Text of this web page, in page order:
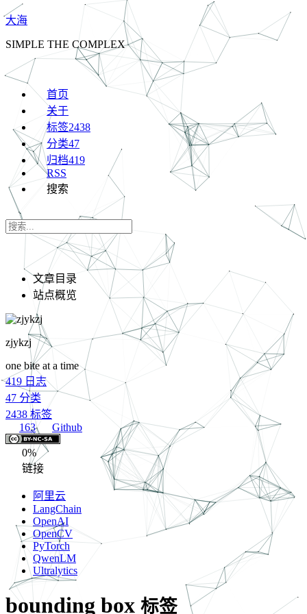
大海
SIMPLE THE COMPLEX
首页
关于
标签2438
分类47
归档419
RSS
搜索
文章目录
站点概览
zjykzj
one bite at a time
419 日志
47 分类
2438 标签
163
Github
0%
链接
阿里云
LangChain
OpenAI
OpenCV
PyTorch
QwenLM
Ultralytics
bounding box 标签